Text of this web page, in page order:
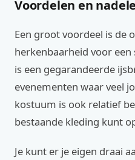
Voordelen en
Een groot voordeel is de
herkenbaarheid voor
is een gegarandeerde
evenementen waar veel
kostuum is ook relatief
bestaande kleding kunt
Je kunt er je eigen draai